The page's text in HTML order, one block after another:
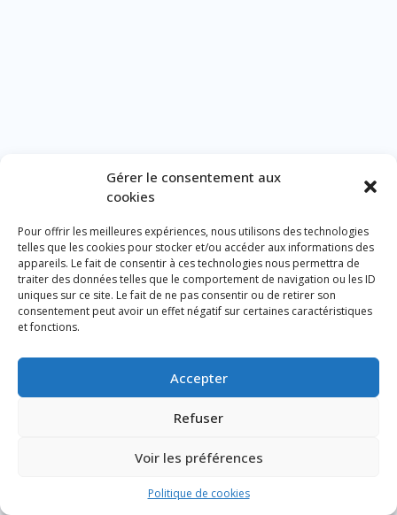
Gérer le consentement aux
cookies
Pour offrir les meilleures expériences, nous utilisons des technologies
telles que les cookies pour stocker et/ou accéder aux informations des
appareils. Le fait de consentir à ces technologies nous permettra de
traiter des données telles que le comportement de navigation ou les ID
uniques sur ce site. Le fait de ne pas consentir ou de retirer son
consentement peut avoir un effet négatif sur certaines caractéristiques
et fonctions.
Accepter
Refuser
Voir les préférences
Politique de cookies